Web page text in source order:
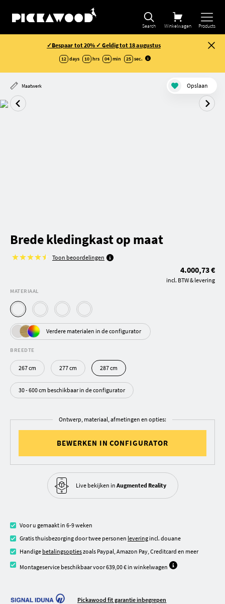
Search Winkelwagen Products
✓Bespaar tot 20% ✓ Geldig tot 18 augustus
12 days 10 hrs 04 min 25 sec.
Maatwerk Opslaan
Brede kledingkast op maat
Toon beoordelingen
4.000,73 €
incl. BTW & levering
MATERIAAL
Verdere materialen in de configurator
BREEDTE
267 cm 277 cm 287 cm
30 - 600 cm beschikbaar in de configurator
Ontwerp, materiaal, afmetingen en opties:
BEWERKEN IN CONFIGURATOR
Live bekijken in Augmented Reality
Voor u gemaakt in 6-9 weken
Gratis thuisbezorging door twee personen levering incl. douane
Handige betalingsoptieszoals Paypal, Amazon Pay, Creditcard en meer
Montageservice beschikbaar voor 639,00 € in winkelwagen
Pickawood fit garantie inbegrepen